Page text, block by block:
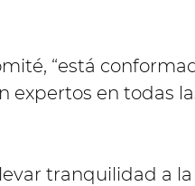
“está
expertos en todas
tranquilidad a